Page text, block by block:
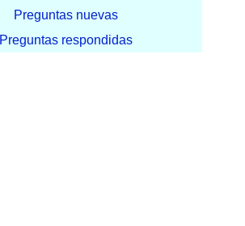
Preguntas nuevas
Preguntas respondidas